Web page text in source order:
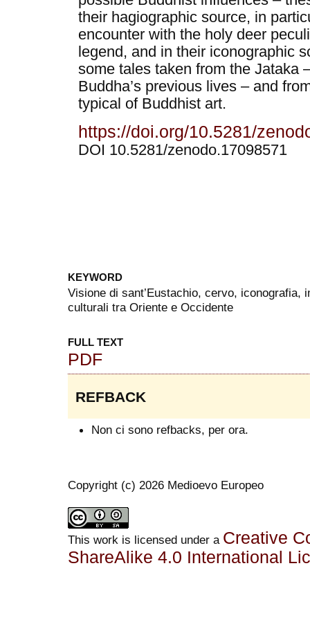
their hagiographic source, in
encounter with the holy deer
legend, and in their iconographic
some tales taken from the Jataka
Buddha’s previous lives – and
typical of Buddhist art.
https://doi.org/10.5281/
DOI 10.5281/zenodo.17098571
KEYWORD
Visione di sant’Eustachio, cervo, iconografia,
culturali tra Oriente e Occidente
FULL TEXT
PDF
REFBACK
Non ci sono refbacks, per ora.
Copyright (c) 2026 Medioevo Europeo
This work is licensed under a Creative
ShareAlike 4.0 International